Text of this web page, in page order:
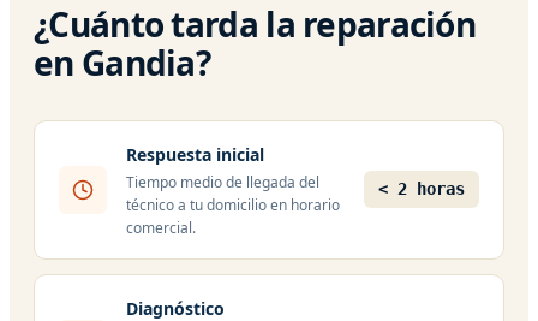
¿Cuánto tarda la reparación
en Gandia?
Respuesta inicial
Tiempo medio de llegada del
técnico a tu domicilio en horario
comercial.
< 2 horas
Diagnóstico